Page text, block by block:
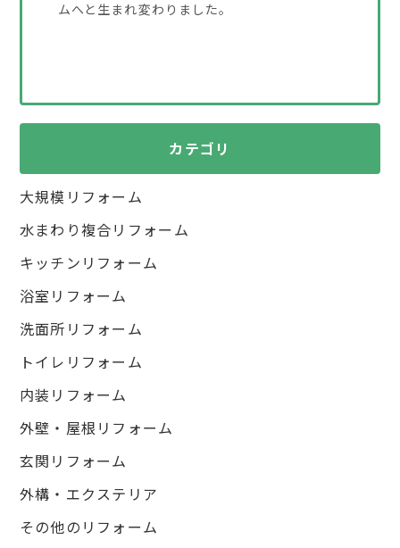
ムへと生まれ変わりました。
カテゴリ
大規模リフォーム
水まわり複合リフォーム
キッチンリフォーム
浴室リフォーム
洗面所リフォーム
トイレリフォーム
内装リフォーム
外壁・屋根リフォーム
玄関リフォーム
外構・エクステリア
その他のリフォーム